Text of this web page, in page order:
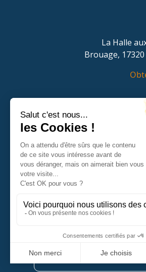
La Halle
Brouage,
Adresse :
La Halle aux vivres, 1 rue
de toutes nos